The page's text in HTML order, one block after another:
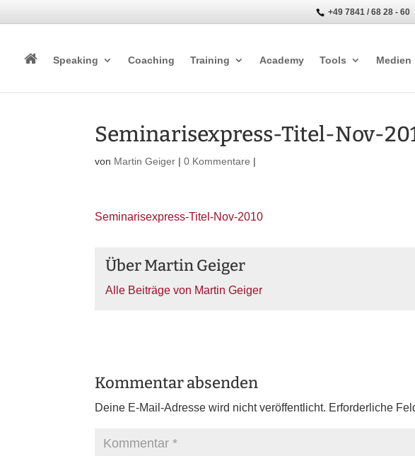
+49 7841 / 68 28 - 60
Speaking Coaching Training Academy Tools Medien
Seminarisexpress-Titel-Nov-
von Martin Geiger |0 Kommentare |
Seminarisexpress-Titel-Nov-2010
Über Martin Geiger
Alle Beiträge von Martin Geiger
Kommentar absenden
Deine E-Mail-Adresse wird nicht veröffentlicht. Erforderliche